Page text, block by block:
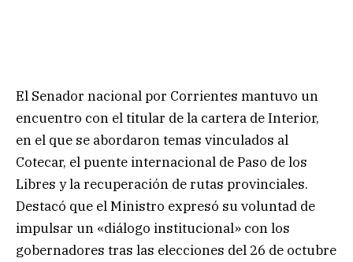
El Senador nacional por Corrientes mantuvo un
encuentro con el titular de la cartera de Interior,
en el que se abordaron temas vinculados al
Cotecar, el puente internacional de Paso de los
Libres y la recuperación de rutas provinciales.
Destacó que el Ministro expresó su voluntad de
impulsar un «diálogo institucional» con los
gobernadores tras las elecciones del 26 de octubre